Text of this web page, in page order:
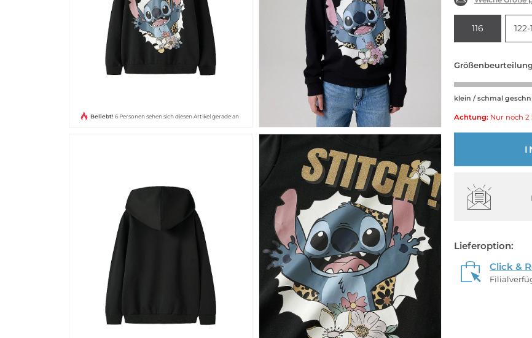
Beliebt! 6 Personen sehen sich diesen Artikel gerade an
116
klein / schmal
Achtung: Nur noch
Lieferoption:
Click &